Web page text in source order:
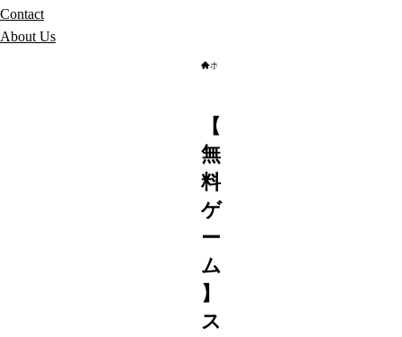
Contact
About Us
ホーム
【
無
料
ゲ
ー
ム
】
ス